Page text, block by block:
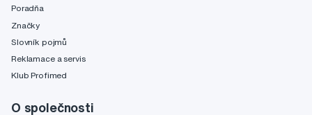
Poradňa
Značky
Slovník pojmů
Reklamace a servis
Klub Profimed
O společnosti